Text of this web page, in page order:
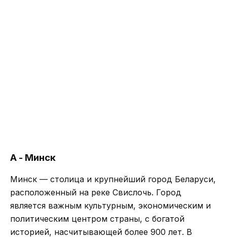
А - Минск
Минск — столица и крупнейший город Беларуси,
расположенный на реке Свислочь. Город
является важным культурным, экономическим и
политическим центром страны, с богатой
историей, насчитывающей более 900 лет. В